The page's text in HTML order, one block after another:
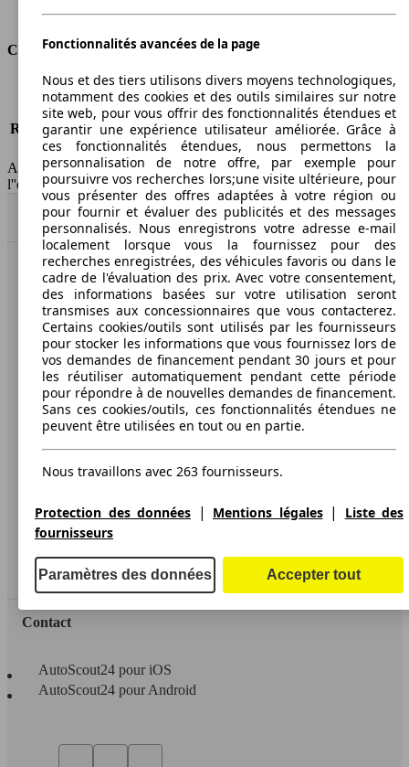
Capacité du réservoir
58 l
Classes d'assurance
Tous risques
-
Risques partiels
-
Responsabilité civile -
HSN/TSN
n.c./n.c.
AutoScout24 France SAS décline toute responsabilité concernant
l''exactitude des indications fournies.
Haut
AutoScout24: la plus grande plateforme en ligne de
voitures en Europe
AutoScout24
A propos d'AutoScout24
Conditions d'utilisation
Protection des données
Accessibility Statement
Espace Pro
Contact
AutoScout24 pour iOS
AutoScout24 pour Android
Fonctionnalités avancées de la page
Nous et des tiers utilisons divers moyens technologiques,
notamment des cookies et des outils similaires sur notre
site web, pour vous offrir des fonctionnalités étendues et
garantir une expérience utilisateur améliorée. Grâce à
ces fonctionnalités étendues, nous permettons la
personnalisation de notre offre, par exemple pour
poursuivre vos recherches lors;une visite ultérieure, pour
vous présenter des offres adaptées à votre région ou
pour fournir et évaluer des publicités et des messages
personnalisés. Nous enregistrons votre adresse e-mail
localement lorsque vous la fournissez pour des
recherches enregistrées, des véhicules favoris ou dans le
cadre de l'évaluation des prix. Avec votre consentement,
des informations basées sur votre utilisation seront
transmises aux concessionnaires que vous contacterez.
Certains cookies/outils sont utilisés par les fournisseurs
pour stocker les informations que vous fournissez lors de
vos demandes de financement pendant 30 jours et pour
les réutiliser automatiquement pendant cette période
pour répondre à de nouvelles demandes de financement.
Sans ces cookies/outils, ces fonctionnalités étendues ne
peuvent être utilisées en tout ou en partie.
Nous travaillons avec 263 fournisseurs.
Protection des données | Mentions légales|
Liste des
fournisseurs
Paramètres des données Accepter tout